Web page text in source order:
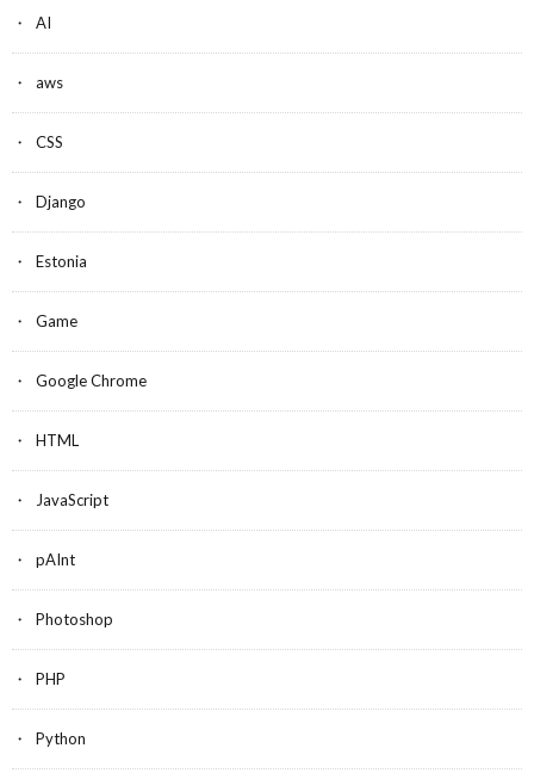
AI
aws
CSS
Django
Estonia
Game
Google Chrome
HTML
JavaScript
pAInt
Photoshop
PHP
Python